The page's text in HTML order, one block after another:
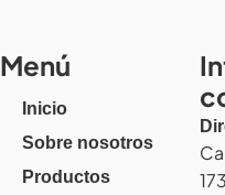
Menú
Inicio
Sobre nosotros
Productos